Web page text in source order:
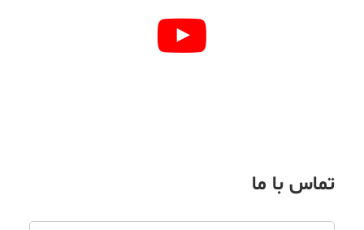
تماس با ما